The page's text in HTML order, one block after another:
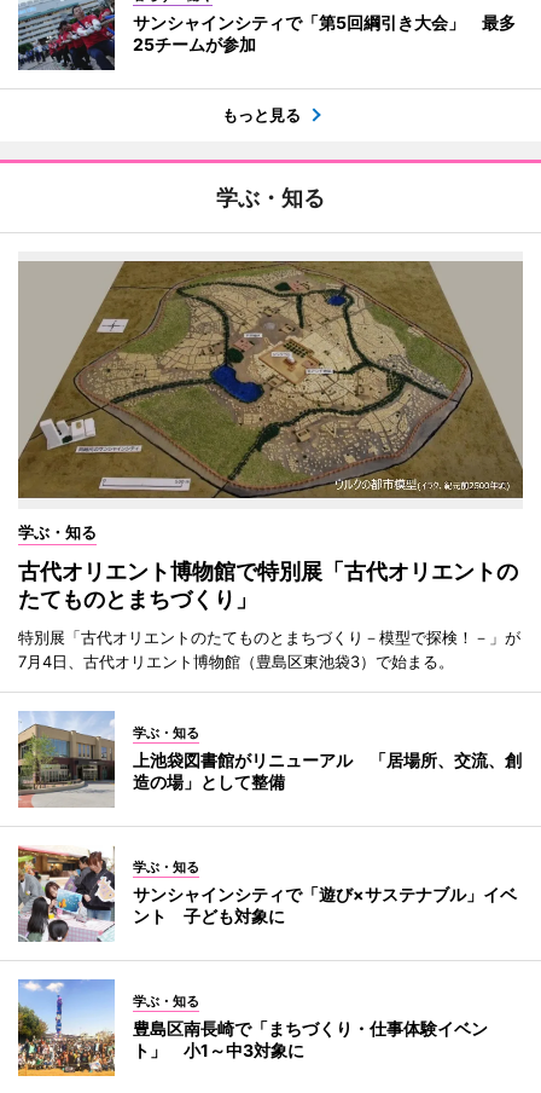
サンシャインシティで「第5回綱引き大会」 最多
25チームが参加
もっと見る
学ぶ・知る
学ぶ・知る
古代オリエント博物館で特別展「古代オリエントの
たてものとまちづくり」
特別展「古代オリエントのたてものとまちづくり－模型で探検！－」が
7月4日、古代オリエント博物館（豊島区東池袋3）で始まる。
学ぶ・知る
上池袋図書館がリニューアル 「居場所、交流、創
造の場」として整備
学ぶ・知る
サンシャインシティで「遊び×サステナブル」イベ
ント 子ども対象に
学ぶ・知る
豊島区南長崎で「まちづくり・仕事体験イベン
ト」 小1～中3対象に